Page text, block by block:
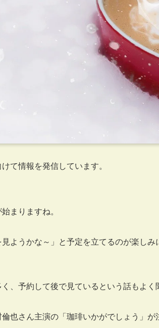
て情報を発信しています。
まりますね。
ようかな～」と予定を立てるのが楽し
、予約して後で見ているという話もよく
也さん主演の「珈琲いかがでしょう」が